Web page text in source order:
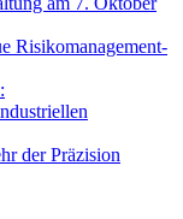
Risikomanagement-
der Präzision